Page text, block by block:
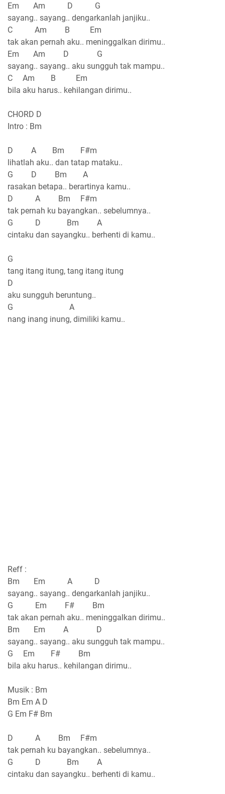
Em Am D G
sayang.. sayang.. dengarkanlah janjiku..
C Am B Em
tak akan pernah aku.. meninggalkan dirimu..
Em Am D G
sayang.. sayang.. aku sungguh tak mampu..
C Am B Em
bila aku harus.. kehilangan dirimu..
CHORD D
Intro : Bm
D A Bm F#m
lihatlah aku.. dan tatap mataku..
G D Bm A
rasakan betapa.. berartinya kamu..
D A Bm F#m
tak pernah ku bayangkan.. sebelumnya..
G D Bm A
cintaku dan sayangku.. berhenti di kamu..
G
tang itang itung, tang itang itung
D
aku sungguh beruntung..
G A
nang inang inung, dimiliki kamu..
Reff :
Bm Em A D
sayang.. sayang.. dengarkanlah janjiku..
G Em F# Bm
tak akan pernah aku.. meninggalkan dirimu..
Bm Em A D
sayang.. sayang.. aku sungguh tak mampu..
G Em F# Bm
bila aku harus.. kehilangan dirimu..
Musik : Bm
Bm Em A D
G Em F# Bm
D A Bm F#m
tak pernah ku bayangkan.. sebelumnya..
G D Bm A
cintaku dan sayangku.. berhenti di kamu..